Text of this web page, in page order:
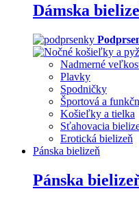
Dámska
Nadmerné
Plavky
Spodničky
Športová a
Košieľky a tielka
Sťahovacia
Erotická bielizeň
Pánska bielizeň
Pánska